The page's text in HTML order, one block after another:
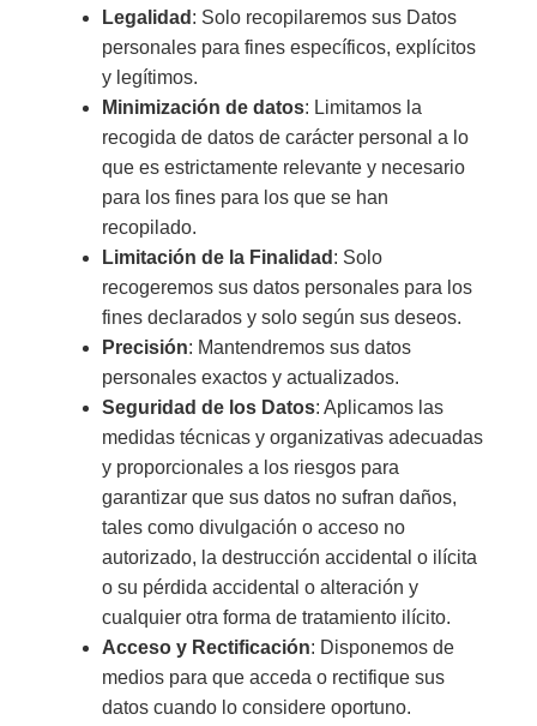
Legalidad : Solo recopilaremos sus Datos
personales para fines específicos, explícitos
y legítimos.
Minimización de datos: Limitamos la
recogida de datos de carácter personal a lo
que es estrictamente relevante y necesario
para los fines para los que se han
recopilado.
Limitación de la Finalidad : Solo
recogeremos sus datos personales para los
fines declarados y solo según sus deseos.
Precisión: Mantendremos sus datos
personales exactos y actualizados.
Seguridad de los Datos: Aplicamos las
medidas técnicas y organizativas adecuadas
y proporcionales a los riesgos para
garantizar que sus datos no sufran daños,
tales como divulgación o acceso no
autorizado, la destrucción accidental o ilícita
o su pérdida accidental o alteración y
cualquier otra forma de tratamiento ilícito.
Acceso y Rectificación: Disponemos de
medios para que acceda o rectifique sus
datos cuando lo considere oportuno.